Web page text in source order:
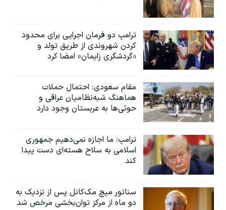
ترامپ دو فرمان اجرایی برای محدود
کردن شهروندی از طریق تولد و
«گردشگری زایمان» امضا کرد
مقام سعودی: احتمال حملات
هماهنگ شبه‌نظامیان عراقی و
حوثی‌ها به عربستان وجود دارد
ترامپ: ما اجازه نمی‌دهیم جمهوری
اسلامی به سلاح هسته‌ای دست پیدا
کند
سناتور میچ مک‌کانل پس از نزدیک به
دو ماه از مرکز توان‌بخشی مرخص شد